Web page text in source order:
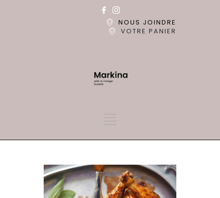
NOUS JOINDRE
VOTRE PANIER